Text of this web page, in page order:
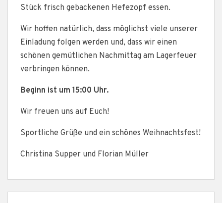
Stück frisch gebackenen Hefezopf essen.
Wir hoffen natürlich, dass möglichst viele unserer
Einladung folgen werden und, dass wir einen
schönen gemütlichen Nachmittag am Lagerfeuer
verbringen können.
Beginn ist um 15:00 Uhr.
Wir freuen uns auf Euch!
Sportliche Grüße und ein schönes Weihnachtsfest!
Christina Supper und Florian Müller